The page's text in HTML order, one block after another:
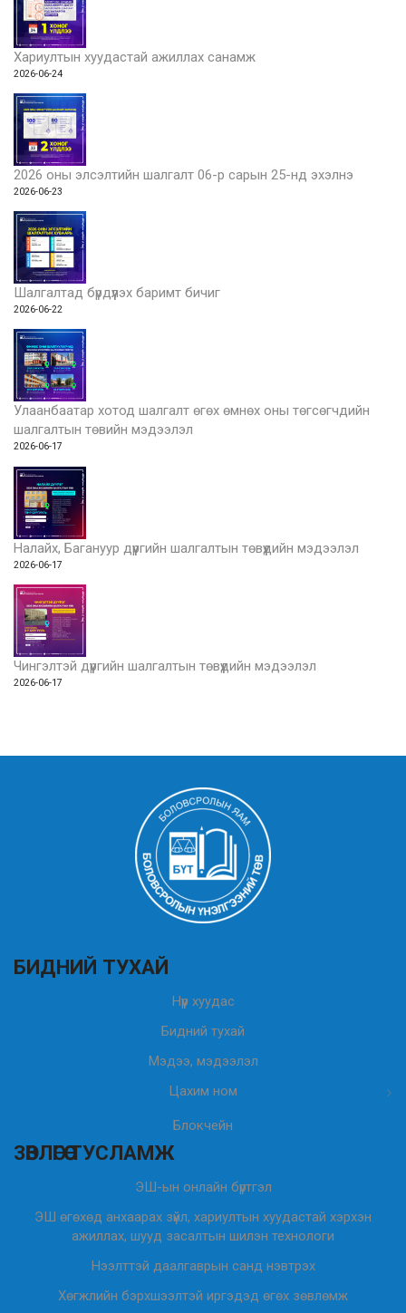
Хариултын хуудастай ажиллах санамж
2026-06-24
2026 оны элсэлтийн шалгалт 06-р сарын 25-нд эхэлнэ
2026-06-23
Шалгалтад бүрдүүлэх баримт бичиг
2026-06-22
Улаанбаатар хотод шалгалт өгөх өмнөх оны төгсөгчдийн
шалгалтын төвийн мэдээлэл
2026-06-17
Налайх, Багануур дүүргийн шалгалтын төвүүдийн мэдээлэл
2026-06-17
Чингэлтэй дүүргийн шалгалтын төвүүдийн мэдээлэл
2026-06-17
БИДНИЙ ТУХАЙ
Нүүр хуудас
Бидний тухай
Мэдээ, мэдээлэл
Цахим ном
Блокчейн
ЗӨВЛӨГӨӨ ТУСЛАМЖ
ЭШ-ын онлайн бүртгэл
ЭШ өгөхөд анхаарах зүйл, хариултын хуудастай хэрхэн
ажиллах, шууд засалтын шилэн технологи
Нээлттэй даалгаврын санд нэвтрэх
Хөгжлийн бэрхшээлтэй иргэдэд өгөх зөвлөмж